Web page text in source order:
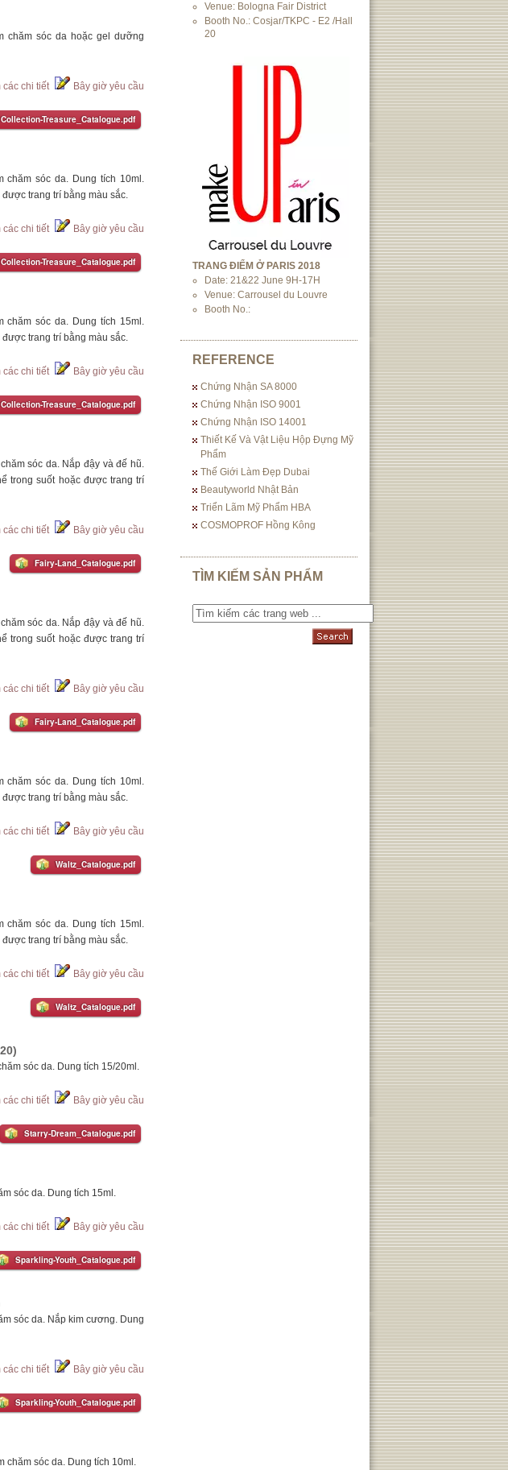
chăm sóc da hoặc gel dưỡng
các chi tiết Bây giờ yêu cầu
Collection-Treasure_Catalogue.pdf
chăm sóc da. Dung tích 10ml.
trang trí bằng màu sắc.
các chi tiết Bây giờ yêu cầu
Collection-Treasure_Catalogue.pdf
chăm sóc da. Dung tích 15ml.
trang trí bằng màu sắc.
các chi tiết Bây giờ yêu cầu
Collection-Treasure_Catalogue.pdf
sóc da. Nắp đậy và đế hũ.
trong suốt hoặc được trang trí
các chi tiết Bây giờ yêu cầu
Fairy-Land_Catalogue.pdf
sóc da. Nắp đậy và đế hũ.
trong suốt hoặc được trang trí
các chi tiết Bây giờ yêu cầu
Fairy-Land_Catalogue.pdf
chăm sóc da. Dung tích 10ml.
trang trí bằng màu sắc.
các chi tiết Bây giờ yêu cầu
Waltz_Catalogue.pdf
chăm sóc da. Dung tích 15ml.
trang trí bằng màu sắc.
các chi tiết Bây giờ yêu cầu
Waltz_Catalogue.pdf
sóc da. Dung tích 15/20ml.
các chi tiết Bây giờ yêu cầu
Starry-Dream_Catalogue.pdf
sóc da. Dung tích 15ml.
các chi tiết Bây giờ yêu cầu
Sparkling-Youth_Catalogue.pdf
sóc da. Nắp kim cương. Dung
các chi tiết Bây giờ yêu cầu
Sparkling-Youth_Catalogue.pdf
chăm sóc da. Dung tích 10ml.
Venue: Bologna Fair District
Booth No.: Cosjar/TKPC - E2 /Hall
20
TRANG ĐIỂM Ở PARIS 2018
Date: 21&22 June 9H-17H
Venue: Carrousel du Louvre
Booth No.:
REFERENCE
Chứng Nhận SA 8000
Chứng Nhận ISO 9001
Chứng Nhận ISO 14001
Thiết Kế Và Vật Liệu Hộp Đựng Mỹ
Phẩm
Thế Giới Làm Đẹp Dubai
Beautyworld Nhật Bản
Triển Lãm Mỹ Phẩm HBA
COSMOPROF Hồng Kông
TÌM KIẾM SẢN PHẨM